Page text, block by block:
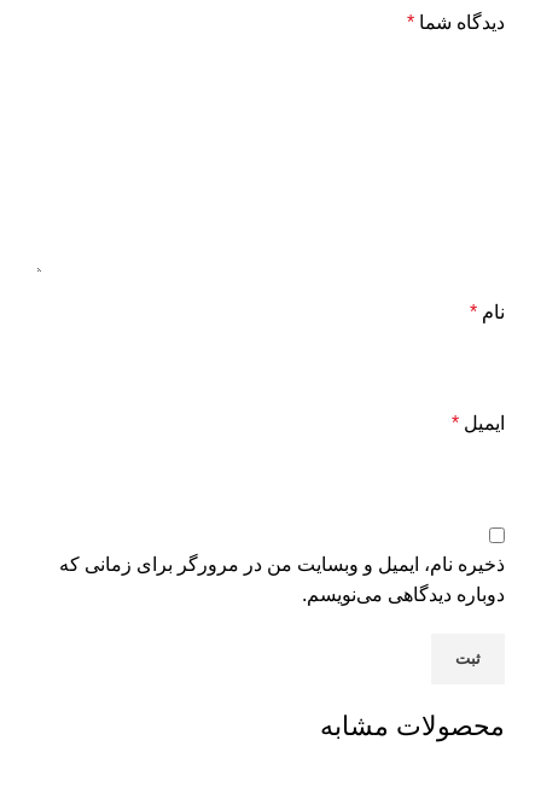
دیدگاه شما *
نام *
ایمیل *
ذخیره نام، ایمیل و وبسایت من در مرورگر برای زمانی که
دوباره دیدگاهی می‌نویسم.
محصولات مشابه